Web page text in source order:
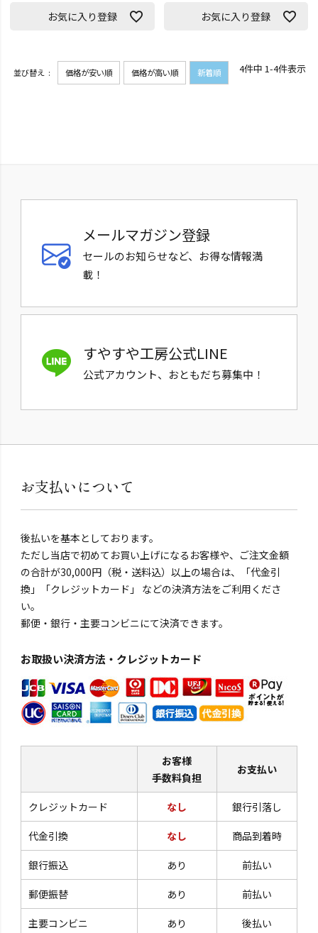
お気に入り登録 お気に入り登録
並び替え 価格が安い順 価格が高い順 新着順 4件中 1-4件表示
メールマガジン登録
セールのお知らせなど、お得な情報満
載！
すやすや工房公式LINE
公式アカウント、おともだち募集中！
お支払いについて
後払いを基本としております。
ただし当店で初めてお買い上げになるお客様や、ご注文金額
の合計が30,000円（税・送料込）以上の場合は、「代金引
換」「クレジットカード」 などの決済方法をご利用くださ
い。
郵便・銀行・主要コンビニにて決済できます。
お取扱い決済方法・クレジットカード
お客様
手数料負担
お支払い
クレジットカード なし 銀行引落し
代金引換 なし 商品到着時
銀行振込 あり 前払い
郵便振替 あり 前払い
主要コンビニ あり 後払い